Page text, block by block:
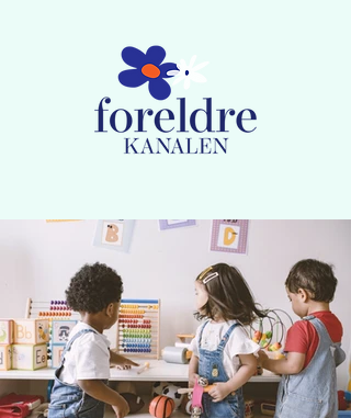
Medlemskap
Lag ny bruker / Logg inn